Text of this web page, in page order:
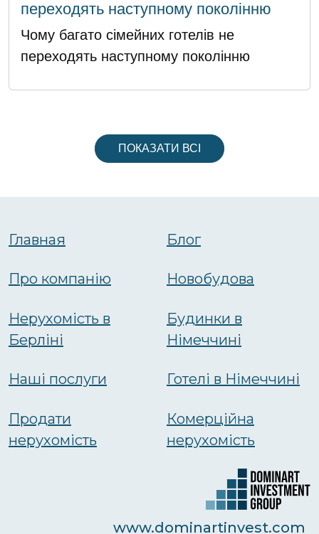
переходять наступному поколінню
Чому багато сімейних готелів не
переходять наступному поколінню
ПОКАЗАТИ ВСІ
Главная
Про компанію
Нерухомість в
Берліні
Наші послуги
Продати
нерухомість
Блог
Новобудова
Будинки в
Німеччині
Готелі в Німеччині
Комерційна
нерухомість
www.dominartinvest.com